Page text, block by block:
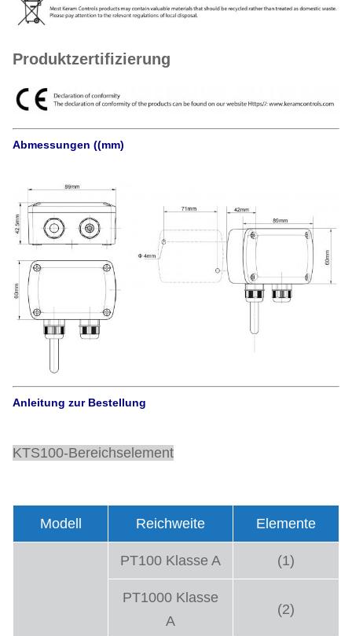
Produktzertifizierung
Abmessungen ((mm)
Anleitung zur Bestellung
KTS100-Bereichselement
Modell Reichweite Elemente
PT100 Klasse A (1)
PT1000 Klasse
A
(2)